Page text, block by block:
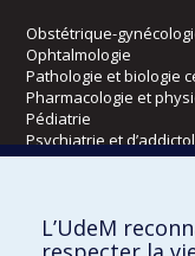
Obstétrique-
Ophtalmologie
Pathologie et biologie
Pharmacologie et
Pédiatrie
Psychiatrie et
Radiologie, radio-
Écoles
L’UdeM